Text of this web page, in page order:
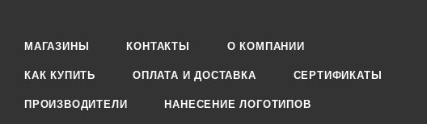
МАГАЗИНЫ КОНТАКТЫ О КОМПАНИИ
КАК КУПИТЬ ОПЛАТА И ДОСТАВКА СЕРТИФИКАТЫ
ПРОИЗВОДИТЕЛИ НАНЕСЕНИЕ ЛОГОТИПОВ